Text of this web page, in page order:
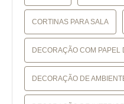
CORTINAS PARA SALA
DECORAÇÃO COM PAPEL
DECORAÇÃO DE